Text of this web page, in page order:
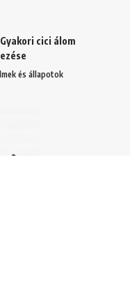
cici álom
és állapotok